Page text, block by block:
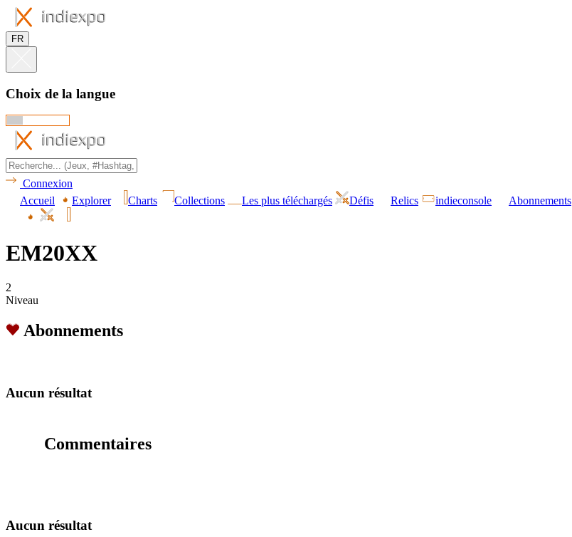
FR
Choix de la langue
Connexion
Accueil
Explorer Charts Collections Les plus téléchargés Défis Relics indieconsole Abonnements
EM20XX
2
Niveau
Abonnements
Aucun résultat
Commentaires
Aucun résultat